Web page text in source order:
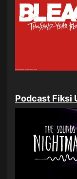
Podcast Fiksi